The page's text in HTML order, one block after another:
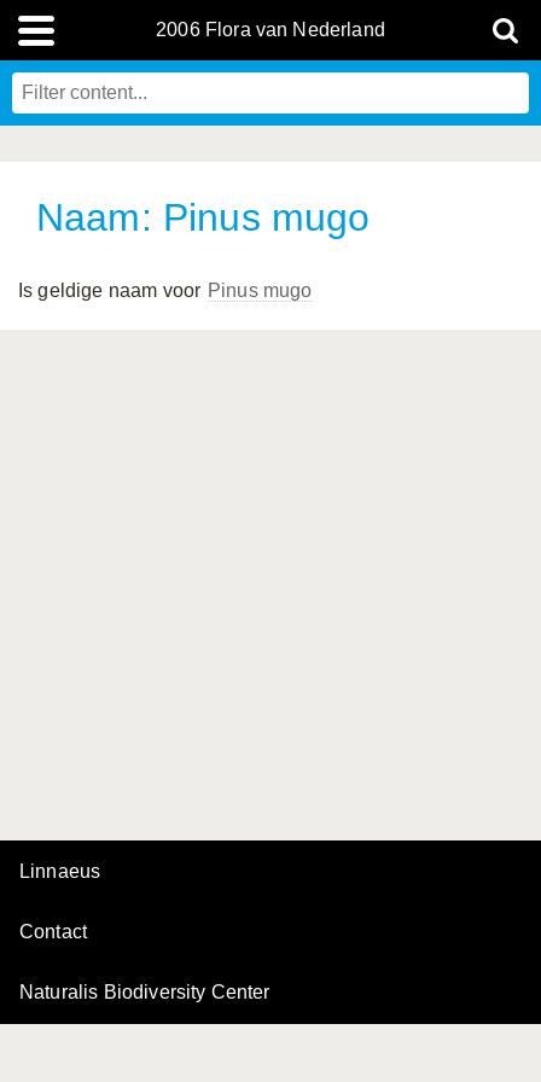
2006 Flora van Nederland
Naam: Pinus mugo
Is geldige naam voor Pinus mugo
Linnaeus
Contact
Naturalis Biodiversity Center